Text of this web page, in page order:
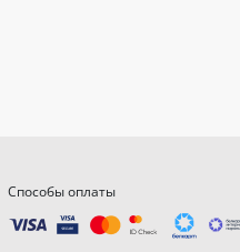
Способы оплаты